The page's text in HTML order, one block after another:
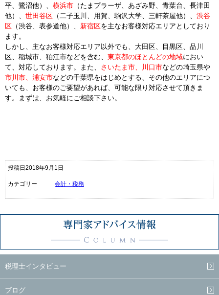
平、鷺沼他）、 横浜市 （たまプラーザ、あざみ野、青葉台、長津田
他）、 世田谷区 （二子玉川、用賀、駒沢大学、三軒茶屋他）、 渋谷
区 （渋谷、表参道他）、 新宿区を主なお客様対応エリアとしており
ます。
しかし、主なお客様対応エリア以外でも、大田区、目黒区、品川
区、稲城市、狛江市などを含む、 東京都のほとんどの地域におい
て、対応しております。また、 さいたま市、川口市などの埼玉県や
市川市、浦安市などの千葉県をはじめとする、その他のエリアにつ
いても、お客様のご要望があれば、可能な限り対応させて頂きま
す。まずは、お気軽にご相談下さい。
投稿日2018年9月1日
カテゴリー 会計・税務
税理士インタビュー
ブログ